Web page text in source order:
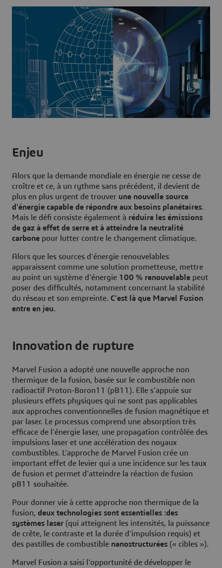
Enjeu
Alors que la demande mondiale en énergie ne cesse de
croître et ce, à un rythme sans précédent, il devient de
plus en plus urgent de trouver une nouvelle source
d'énergie capable de répondre aux besoins planétaires.
Mais le défi consiste également à réduire les émissions
de gaz à effet de serre et à atteindre la neutralité
carbone pour lutter contre le changement climatique.
Alors que les sources d'énergie renouvelables
apparaissent comme une solution prometteuse, mettre
au point un système d'énergie 100 % renouvelable peut
poser des difficultés, notamment concernant la stabilité
du réseau et son empreinte. C'est là que Marvel Fusion
entre en jeu.
Innovation de rupture
Marvel Fusion a adopté une nouvelle approche non
thermique de la fusion, basée sur le combustible non
radioactif Proton-Boron11 (pB11). Elle s'appuie sur
plusieurs effets physiques qui ne sont pas applicables
aux approches conventionnelles de fusion magnétique et
par laser. Le processus comprend une absorption très
efficace de l'énergie laser, une propagation contrôlée des
impulsions laser et une accélération des noyaux
combustibles. L'approche de Marvel Fusion crée un
important effet de levier qui a une incidence sur les taux
de fusion et permet d'atteindre la réaction de fusion
pB11 souhaitée.
Pour donner vie à cette approche non thermique de la
fusion, deux technologies sont essentielles :des
systèmes laser (qui atteignent les intensités, la puissance
de crête, le contraste et la durée d'impulsion requis) et
des pastilles de combustible nanostructurées (« cibles »).
Marvel Fusion a saisi l'opportunité de développer le